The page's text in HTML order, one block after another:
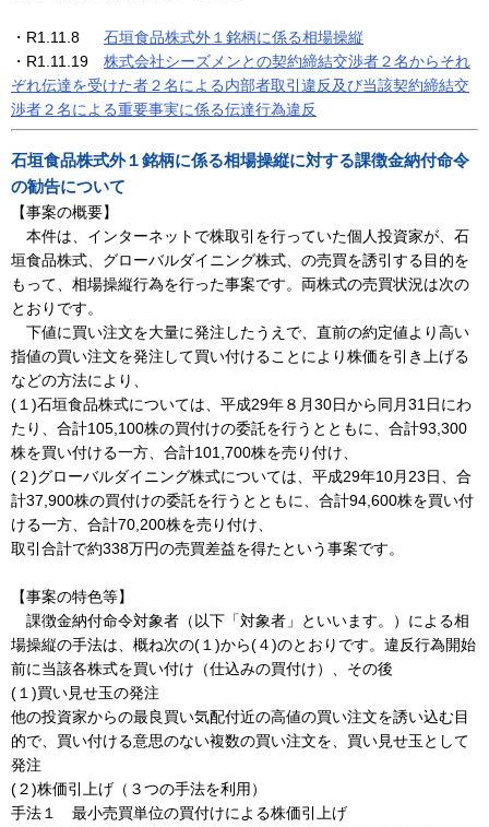
・R1.11.8 石垣食品株式外１銘柄に係る相場操縦
・R1.11.19 株式会社シーズメンとの契約締結交渉者２名からそれ
ぞれ伝達を受けた者２名による内部者取引違反及び当該契約締結交
渉者２名による重要事実に係る伝達行為違反
石垣食品株式外１銘柄に係る相場操縦に対する課徴金納付命令
の勧告について
【事案の概要】
本件は、インターネットで株取引を行っていた個人投資家が、石
垣食品株式、グローバルダイニング株式、の売買を誘引する目的を
もって、相場操縦行為を行った事案です。両株式の売買状況は次の
とおりです。
下値に買い注文を大量に発注したうえで、直前の約定値より高い
指値の買い注文を発注して買い付けることにより株価を引き上げる
などの方法により、
(１)石垣食品株式については、平成29年８月30日から同月31日にわ
たり、合計105,100株の買付けの委託を行うとともに、合計93,300
株を買い付ける一方、合計101,700株を売り付け、
(２)グローバルダイニング株式については、平成29年10月23日、合
計37,900株の買付けの委託を行うとともに、合計94,600株を買い付
ける一方、合計70,200株を売り付け、
取引合計で約338万円の売買差益を得たという事案です。
【事案の特色等】
課徴金納付命令対象者（以下「対象者」といいます。）による相
場操縦の手法は、概ね次の(１)から(４)のとおりです。違反行為開始
前に当該各株式を買い付け（仕込みの買付け）、その後
(１)買い見せ玉の発注
他の投資家からの最良買い気配付近の高値の買い注文を誘い込む目
的で、買い付ける意思のない複数の買い注文を、買い見せ玉として
発注
(２)株価引上げ（３つの手法を利用）
手法１ 最小売買単位の買付けによる株価引上げ